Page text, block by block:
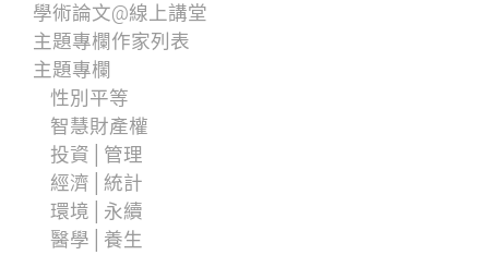
學術論文@線上講堂
主題專欄作家列表
主題專欄
性別平等
智慧財產權
投資│管理
經濟│統計
環境│永續
醫學│養生